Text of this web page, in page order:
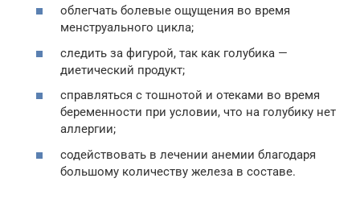
облегчать болевые ощущения во время
менструального цикла;
следить за фигурой, так как голубика —
диетический продукт;
справляться с тошнотой и отеками во время
беременности при условии, что на голубику нет
аллергии;
содействовать в лечении анемии благодаря
большому количеству железа в составе.